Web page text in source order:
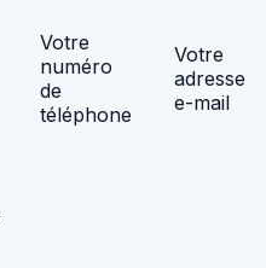
Votre
numéro
de
téléphone
Votre
adresse
e-mail